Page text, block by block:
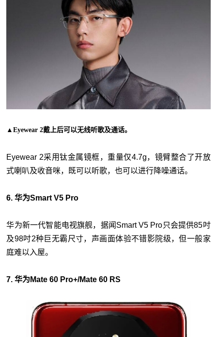
▲Eyewear 2戴上后可以无线听歌及通话。
Eyewear 2采用钛金属镜框，重量仅4.7g，镜臂整合了开放
式喇叭及收音咪，既可以听歌，也可以进行降噪通话。
6. 华为Smart V5 Pro
华为新一代智能电视旗舰，据闻Smart V5 Pro只会提供85吋
及98吋2种巨无霸尺寸，声画面体验不错影院级，但一般家
庭难以入屋。
7. 华为Mate 60 Pro+/Mate 60 RS